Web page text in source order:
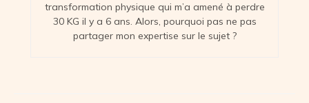
transformation physique qui m’a amené à perdre
30 KG il y a 6 ans. Alors, pourquoi pas ne pas
partager mon expertise sur le sujet ?